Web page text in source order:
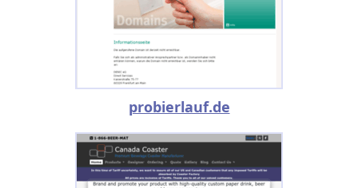
probierlauf.de